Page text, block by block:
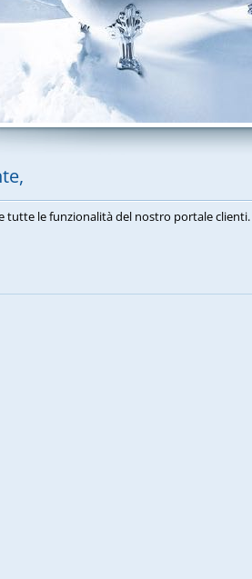
tutte le funzionalità del nostro portale clienti.